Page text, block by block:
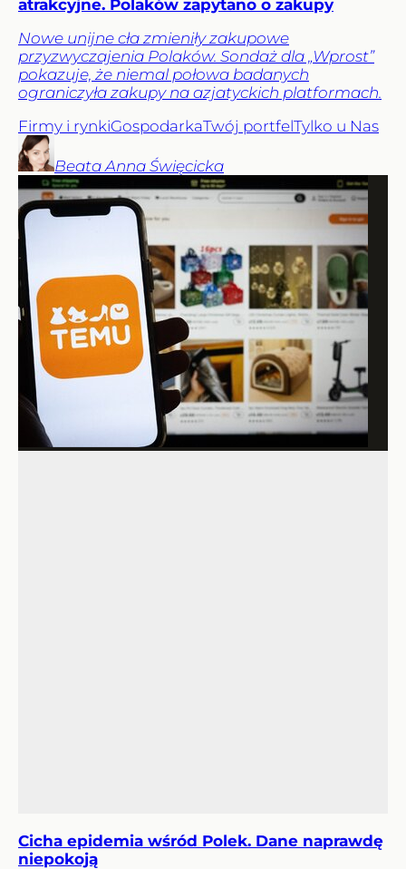
atrakcyjne. Polaków zapytano o zakupy
Nowe unijne cła zmieniły zakupowe
przyzwyczajenia Polaków. Sondaż dla „Wprost”
pokazuje, że niemal połowa badanych
ograniczyła zakupy na azjatyckich platformach.
Firmy i rynkiGospodarkaTwój portfelTylko u Nas
Beata Anna Święcicka
Cicha epidemia wśród Polek. Dane naprawdę
niepokoją